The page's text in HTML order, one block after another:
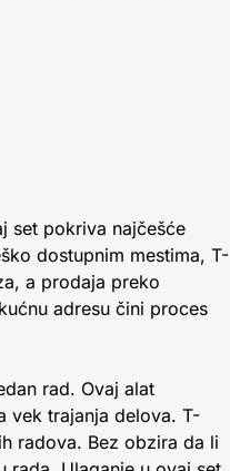
set pokriva najčešće
dostupnim mestima, T-
a prodaja preko
adresu čini proces
rad. Ovaj alat
vek trajanja delova. T-
radova. Bez obzira da li